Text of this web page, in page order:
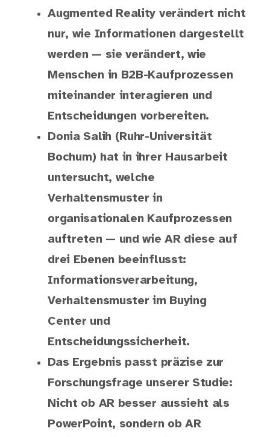
Augmented Reality verändert nicht
nur, wie Informationen dargestellt
werden — sie verändert, wie
Menschen in B2B-Kaufprozessen
miteinander interagieren und
Entscheidungen vorbereiten.
Donia Salih (Ruhr-Universität
Bochum) hat in ihrer Hausarbeit
untersucht, welche
Verhaltensmuster in
organisationalen Kaufprozessen
auftreten — und wie AR diese auf
drei Ebenen beeinflusst:
Informationsverarbeitung,
Verhaltensmuster im Buying
Center und
Entscheidungssicherheit.
Das Ergebnis passt präzise zur
Forschungsfrage unserer Studie:
Nicht ob AR besser aussieht als
PowerPoint, sondern ob AR